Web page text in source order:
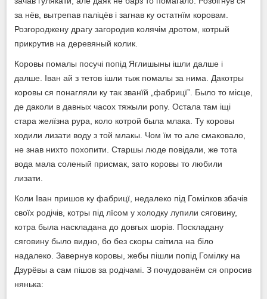
за нёв, вытрепав паліцёв і загнав ку остатнїм коровам.
Розгороджену драгу загородив колячім дротом, котрый
прикрутив на деревяный колик.
Коровы помалы посучі попід Яглишыны ішли далше і
далше. Іван ай з тетов ішли тыж помалы за нима. Дакотры
коровы ся понагляли ку так званїй „фабрицїˮ. Было то місце,
де даколи в давных часох тяжыли ропу. Остала там іщі
стара желїзна рура, коло котрой была млака. Ту коровы
ходили лизати воду з той млакы. Чом їм то але смаковало,
не знав нихто похопити. Старшы люде повідали, же тота
вода мала соленый присмак, зато коровы то любили
лизати.
Коли Іван пришов ку фабрицї, недалеко під Гомілков збачів
своїх родічів, котры під лїсом у холодку лупили сяговину,
котра была наскладана до довгых шорів. Поскладану
сяговину было видно, бо без скоры світила на біло
надалеко. Завернув коровы, жебы пішли попід Гомілку на
Дзурёвы а сам пішов за родічамі. З почудованём ся опросив
нянька: